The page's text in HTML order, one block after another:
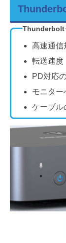
Thunderbolt
高速通信
転送速
PD対応
モニター
ケーブル